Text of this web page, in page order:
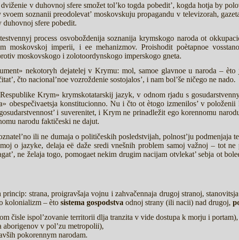
v duhovnoj sfere smožet tol’ko togda pobedit’, kogda hotja by
soznanii preodolevat’ moskovskuju propagandu v televizorah,
duhovnoj sfere pobedit.
process osvoboždenija soznanija krymskogo naroda ot
moskovskoj imperii, i ee mehanizmov. Proishodit poètapnoe
moskovskogo i zolotoordynskogo imperskogo gneta.
nekotoryh dejatelej v Krymu: mol, samoe glavnoe u naroda –
čto nacional’noe vozroždenie sostojalos’, i nam bol’še ničego ne nado.
Krym» krymskotatarskij jazyk, v odnom rjadu s
obespečivaetsja konstitucionno. Nu i čto ot ètogo izmenilos’ v
i suverenitet, i Krym ne prinadležit ego korennomu
narodu faktičeski ne dajut.
ili ne dumaja o političeskih posledstvijah, polnost’ju podmenjaja
o jazyke, delaja eë daže sredi vnešnih problem samoj važnoj – tot
ne želaja togo, pomogaet nekim drugim nacijam otvlekat’ sebja ot
strana, proigravšaja vojnu i zahvačennaja drugoj stranoj,
kolonializm – èto sistema gospodstva odnoj strany (ili nacii) nad drugoj,
čisle ispol’zovanie territorii dlja tranzita v vide dostupa k morju i portam),
v pol’zu metropolii),
pokorennym narodam.